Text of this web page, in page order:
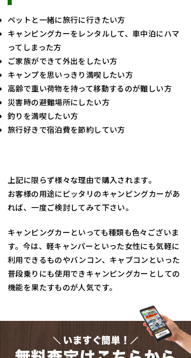
ペットと一緒に旅行に行きたい方
キャンピングカーをレンタルして、車中泊にハマ
ってしまった方
ご家族ができて外出をしたい方
キャンプを思いっきり満喫したい方
高齢で重い荷物を持って移動するのが難しい方
災害時の避難場所にしたい方
釣りを満喫したい方
旅行好きで宿泊費を節約してい方
上記に限らず様々な理由で購入されます。
お客様の用途にピッタリのキャンピングカーがあ
れば、一度ご検討してみて下さい。
キャンピングカーといっても種類も色々ございま
す。今は、軽キャンパーといった女性にも気軽に
利用できるものやバンコン、キャブコンといった
普段乗りにも使用できキャンピングカーとしての
機能を果たすものが人気です。
いますぐ簡単！